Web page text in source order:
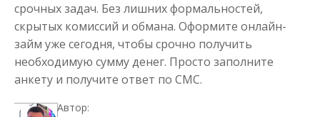
срочных задач. Без лишних формальностей,
скрытых комиссий и обмана. Оформите онлайн-
займ уже сегодня, чтобы срочно получить
необходимую сумму денег. Просто заполните
анкету и получите ответ по СМС.
Автор: